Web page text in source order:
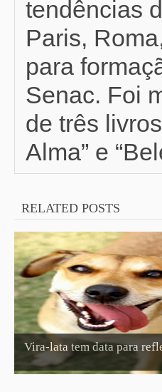
tendências
Paris,
para
Senac. Foi
de três
Alma” e
RELATED POSTS
Vira-lata tem data para